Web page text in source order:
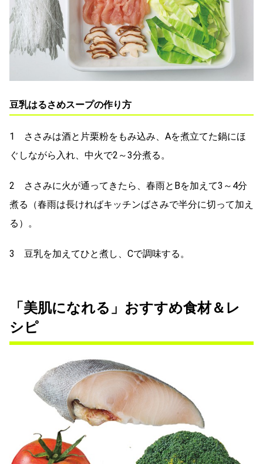
豆乳はるさめスープの作り方
1 ささみは酒と片栗粉をもみ込み、Aを煮立てた鍋にほ
ぐしながら入れ、中火で2～3分煮る。
2 ささみに火が通ってきたら、春雨とBを加えて3～4分
煮る（春雨は長ければキッチンばさみで半分に切って加え
る）。
3 豆乳を加えてひと煮し、Cで調味する。
「美肌になれる」おすすめ食材＆レ
シピ